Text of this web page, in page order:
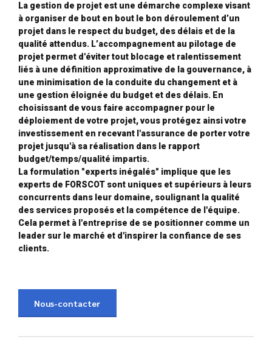
La gestion de projet est une démarche complexe visant
à organiser de bout en bout le bon déroulement d’un
projet dans le respect du budget, des délais et de la
qualité attendus. L’accompagnement au pilotage de
projet permet d'éviter tout blocage et ralentissement
liés à une définition approximative de la gouvernance, à
une minimisation de la conduite du changement et à
une gestion éloignée du budget et des délais. En
choisissant de vous faire accompagner pour le
déploiement de votre projet, vous protégez ainsi votre
investissement en recevant l'assurance de porter votre
projet jusqu'à sa réalisation dans le rapport
budget/temps/qualité impartis.
La formulation "experts inégalés" implique que les
experts de FORSCOT sont uniques et supérieurs à leurs
concurrents dans leur domaine, soulignant la qualité
des services proposés et la compétence de l'équipe.
Cela permet à l'entreprise de se positionner comme un
leader sur le marché et d'inspirer la confiance de ses
clients.
Nous-contacter